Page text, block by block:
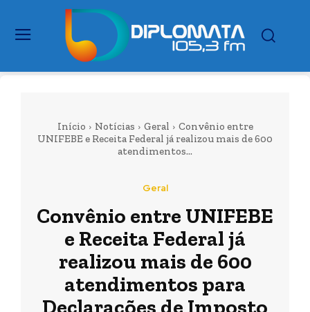
Início Notícias Geral
Convênio entre
UNIFEBE e Receita Federal já realizou mais de 600
atendimentos...
Geral
Convênio entre UNIFEBE
e Receita Federal já
realizou mais de 600
atendimentos para